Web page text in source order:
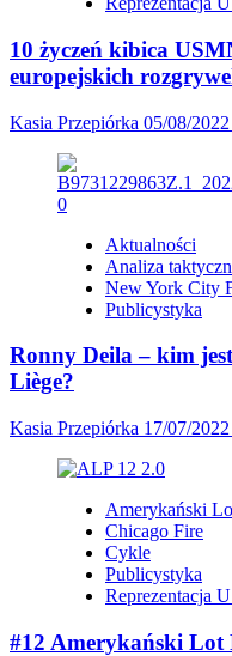
10 życzeń kibica
europejskich
Kasia Przepiórka 05/08/2022
Aktualności
Analiza
New York City
Publicystyka
Ronny Deila – kim
Liège?
Kasia Przepiórka 17/07/2022
Amerykański
Chicago Fire
Cykle
Publicystyka
Reprezentacja
#12 Amerykański Lot